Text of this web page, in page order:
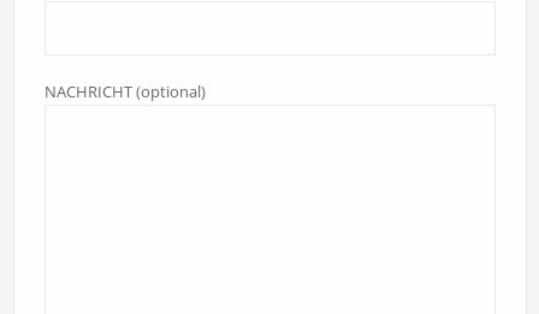
NACHRICHT (optional)